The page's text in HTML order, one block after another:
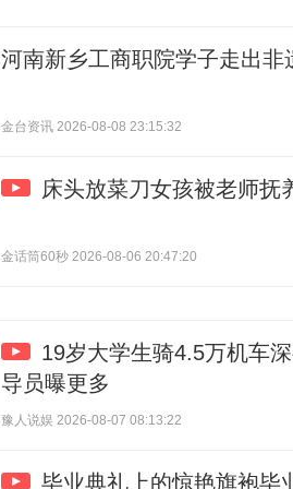
河南新乡工商职院学子走出非
金台资讯 2026-08-08 23:15:32
床头放菜刀女孩被老师抚
金话筒60秒 2026-08-06 20:47:20
19岁大学生骑4.5万机车
导员曝更多
豫人说娱 2026-08-07 08:13:22
毕业典礼上的惊艳旗袍毕